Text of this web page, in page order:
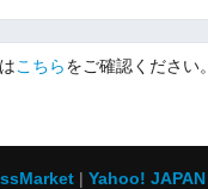
こちらをご確認ください。
Yahoo! JAPAN